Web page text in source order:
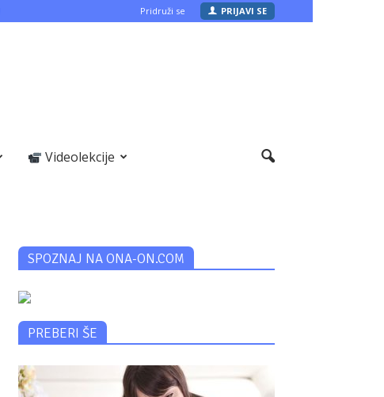
Pridruži se PRIJAVI SE
Videolekcije
SPOZNAJ NA ONA-ON.COM
PREBERI ŠE